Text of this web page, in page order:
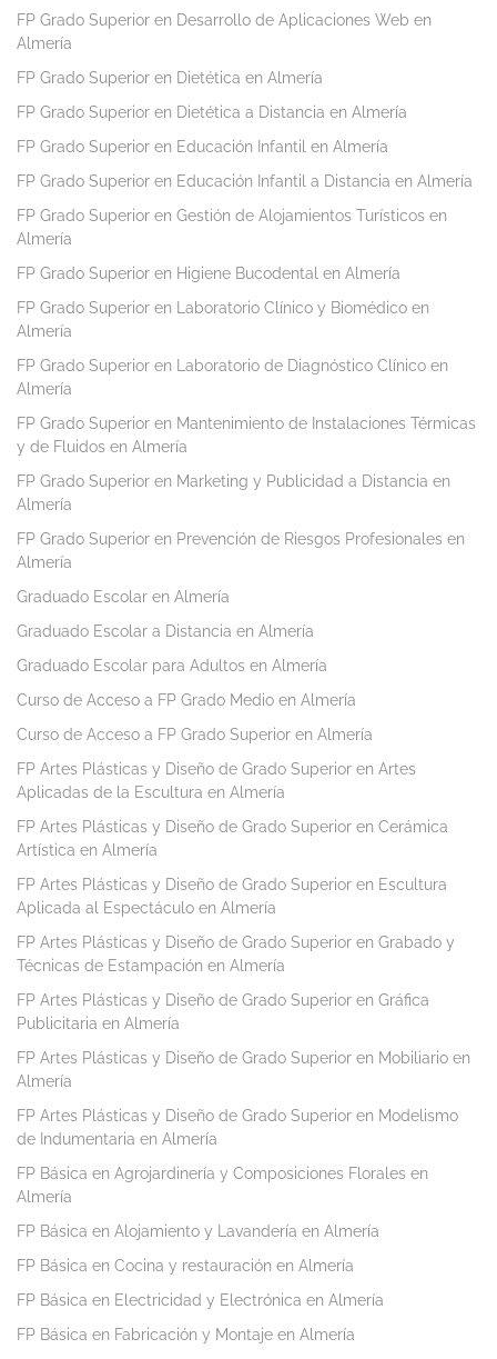
FP Grado Superior en Desarrollo de Aplicaciones Web en
Almería
FP Grado Superior en Dietética en Almería
FP Grado Superior en Dietética a Distancia en Almería
FP Grado Superior en Educación Infantil en Almería
FP Grado Superior en Educación Infantil a Distancia en Almería
FP Grado Superior en Gestión de Alojamientos Turísticos en
Almería
FP Grado Superior en Higiene Bucodental en Almería
FP Grado Superior en Laboratorio Clínico y Biomédico en
Almería
FP Grado Superior en Laboratorio de Diagnóstico Clínico en
Almería
FP Grado Superior en Mantenimiento de Instalaciones Térmicas
y de Fluidos en Almería
FP Grado Superior en Marketing y Publicidad a Distancia en
Almería
FP Grado Superior en Prevención de Riesgos Profesionales en
Almería
Graduado Escolar en Almería
Graduado Escolar a Distancia en Almería
Graduado Escolar para Adultos en Almería
Curso de Acceso a FP Grado Medio en Almería
Curso de Acceso a FP Grado Superior en Almería
FP Artes Plásticas y Diseño de Grado Superior en Artes
Aplicadas de la Escultura en Almería
FP Artes Plásticas y Diseño de Grado Superior en Cerámica
Artística en Almería
FP Artes Plásticas y Diseño de Grado Superior en Escultura
Aplicada al Espectáculo en Almería
FP Artes Plásticas y Diseño de Grado Superior en Grabado y
Técnicas de Estampación en Almería
FP Artes Plásticas y Diseño de Grado Superior en Gráfica
Publicitaria en Almería
FP Artes Plásticas y Diseño de Grado Superior en Mobiliario en
Almería
FP Artes Plásticas y Diseño de Grado Superior en Modelismo
de Indumentaria en Almería
FP Básica en Agrojardinería y Composiciones Florales en
Almería
FP Básica en Alojamiento y Lavandería en Almería
FP Básica en Cocina y restauración en Almería
FP Básica en Electricidad y Electrónica en Almería
FP Básica en Fabricación y Montaje en Almería